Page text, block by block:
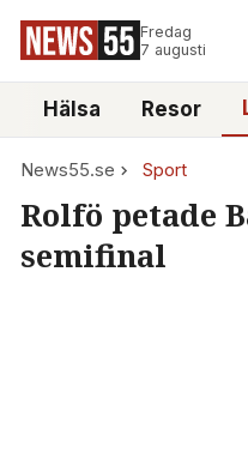
Fredag
7 augusti
Hälsa Resor
News55.se Sport
Rolfö petade
semifinal